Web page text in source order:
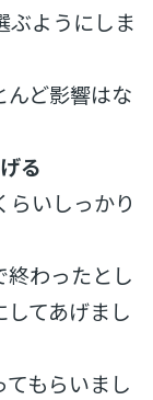
ぶようにしま
んど影響はな
る
いしっかり
終わったとし
てあげまし
もらいまし